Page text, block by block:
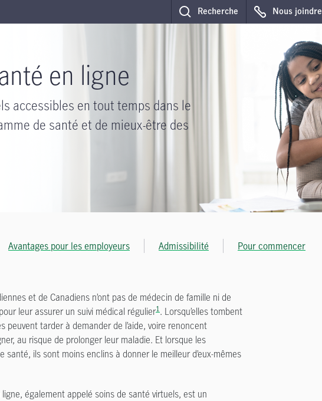
Recherche Nous joindre
en ligne
accessibles en tout temps dans le
de santé et de mieux-être des
Avantages pour les employeurs Admissibilité Pour commencer
et de Canadiens n’ont pas de médecin de famille ni de
leur assurer un suivi médical régulier1. Lorsqu’elles tombent
peuvent tarder à demander de l’aide, voire renoncent
au risque de prolonger leur maladie. Et lorsque les
santé, ils sont moins enclins à donner le meilleur d’eux-mêmes
également appelé soins de santé virtuels, est un